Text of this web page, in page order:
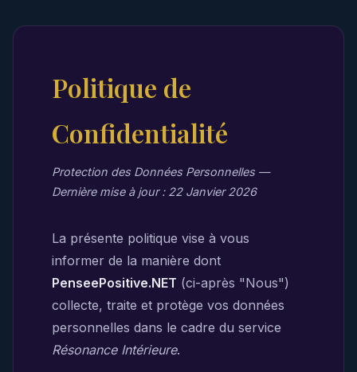
Politique de
Confidentialité
Protection des Données Personnelles —
Dernière mise à jour : 22 Janvier 2026
La présente politique vise à vous
informer de la manière dont
PenseePositive.NET (ci-après "Nous")
collecte, traite et protège vos données
personnelles dans le cadre du service
Résonance Intérieure.